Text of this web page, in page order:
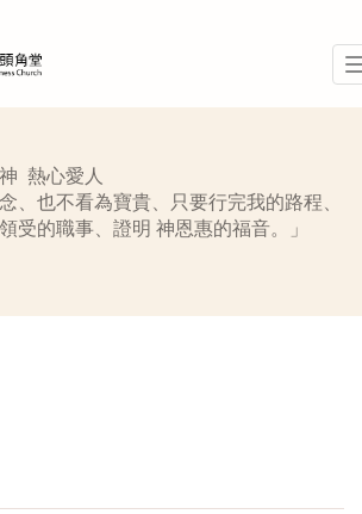
熱心愛人
、也不看為寶貴、只要行完我的路程、
受的職事、證明 神恩惠的福音。」